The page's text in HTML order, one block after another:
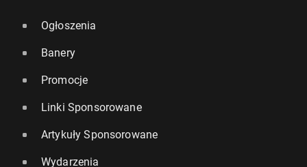
Ogłoszenia
Banery
Promocje
Linki Sponsorowane
Artykuły Sponsorowane
Wydarzenia